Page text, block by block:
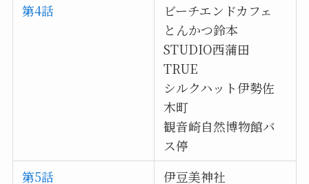
第4話
ビーチエンドカフェ
とんかつ鈴本
STUDIO西蒲田
TRUE
シルクハット伊勢佐
木町
観音崎自然博物館バ
ス停
第5話
伊豆美神社